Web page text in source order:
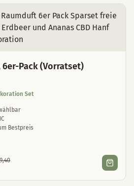
6er-Pack (Vorratset)
Set
Bestpreis